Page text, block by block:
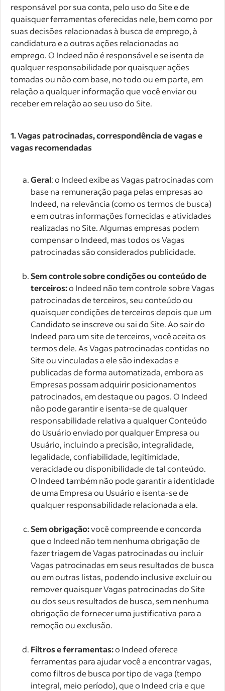
responsável por sua conta, pelo uso do Site e de
quaisquer ferramentas oferecidas nele, bem como por
suas decisões relacionadas à busca de emprego, à
candidatura e a outras ações relacionadas ao
emprego. O Indeed não é responsável e se isenta de
qualquer responsabilidade por quaisquer ações
tomadas ou não com base, no todo ou em parte, em
relação a qualquer informação que você enviar ou
receber em relação ao seu uso do Site.
1. Vagas patrocinadas, correspondência de vagas e
vagas recomendadas
Geral: o Indeed exibe as Vagas patrocinadas com
base na remuneração paga pelas empresas ao
Indeed, na relevância (como os termos de busca)
e em outras informações fornecidas e atividades
realizadas no Site. Algumas empresas podem
compensar o Indeed, mas todos os Vagas
patrocinadas são considerados publicidade.
Sem controle sobre condições ou conteúdo de
terceiros:o Indeed não tem controle sobre Vagas
patrocinadas de terceiros, seu conteúdo ou
quaisquer condições de terceiros depois que um
Candidato se inscreve ou sai do Site. Ao sair do
Indeed para um site de terceiros, você aceita os
termos dele. As Vagas patrocinadas contidas no
Site ou vinculadas a ele são indexadas e
publicadas de forma automatizada, embora as
Empresas possam adquirir posicionamentos
patrocinados, em destaque ou pagos. O Indeed
não pode garantir e isenta-se de qualquer
responsabilidade relativa a qualquer Conteúdo
do Usuário enviado por qualquer Empresa ou
Usuário, incluindo a precisão, integralidade,
legalidade, confiabilidade, legitimidade,
veracidade ou disponibilidade de tal conteúdo.
O Indeed também não pode garantir a identidade
de uma Empresa ou Usuário e isenta-se de
qualquer responsabilidade relacionada a ela.
Sem obrigação:você compreende e concorda
que o Indeed não tem nenhuma obrigação de
fazer triagem de Vagas patrocinadas ou incluir
Vagas patrocinadas em seus resultados de busca
ou em outras listas, podendo inclusive excluir ou
remover quaisquer Vagas patrocinadas do Site
ou dos seus resultados de busca, sem nenhuma
obrigação de fornecer uma justificativa para a
remoção ou exclusão.
Filtros e ferramentas:o Indeed oferece
ferramentas para ajudar você a encontrar vagas,
como filtros de busca por tipo de vaga (tempo
integral, meio período), que o Indeed cria e que